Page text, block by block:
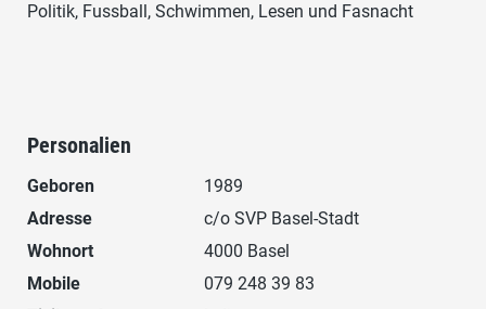
Politik, Fussball, Schwimmen, Lesen und Fasnacht
Personalien
Geboren
1989
Adresse
c/o SVP Basel-Stadt
Wohnort
4000 Basel
Mobile
079 248 39 83